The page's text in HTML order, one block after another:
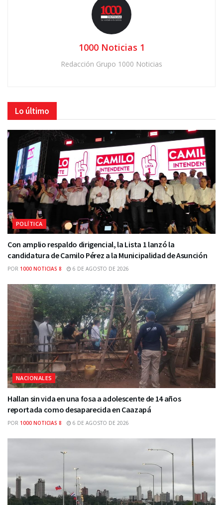
1000 Noticias 1
Redacción Grupo 1000 Noticias
Lo último
POLÍTICA
Con amplio respaldo dirigencial, la Lista 1 lanzó la
candidatura de Camilo Pérez a la Municipalidad de Asunción
POR 1000 NOTICIAS 8 6 DE AGOSTO DE 2026
NACIONALES
Hallan sin vida en una fosa a adolescente de 14 años
reportada como desaparecida en Caazapá
POR 1000 NOTICIAS 8 6 DE AGOSTO DE 2026